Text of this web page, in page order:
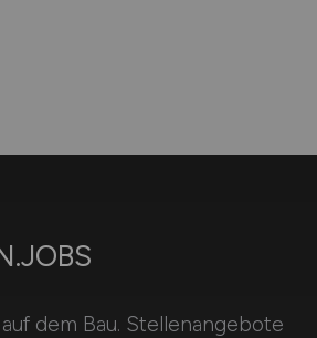
dem Bau. Stellenangebote